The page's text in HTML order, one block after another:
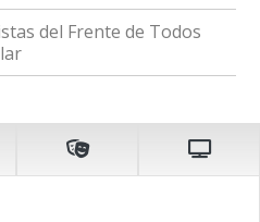
del Frente de Todos